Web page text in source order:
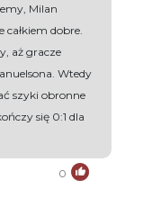
Milan
dobre.
aż gracze
Wtedy
szyki obronne
się 0:1 dla
0